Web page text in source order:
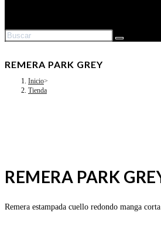
REMERA PARK GREY
Inicio>
Tienda
REMERA PARK
Remera estampada cuello redondo manga